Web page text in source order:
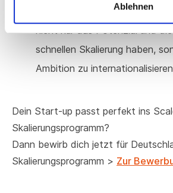
Ablehnen
eigene Umsätze (≥0,5 Mio. €
nicht nur das Potenzial und
schnellen Skalierung haben,
Ambition zu
Dein Start-up passt perfekt ins
Skalierungsprogramm?
Dann bewirb dich jetzt für
Skalierungsprogramm > Zur